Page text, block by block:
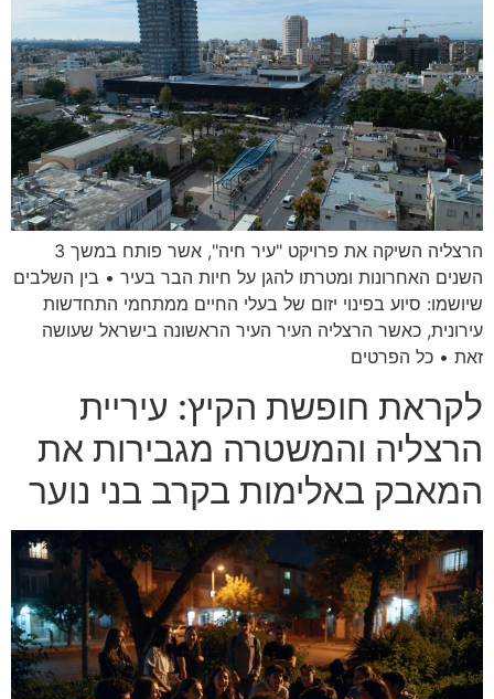
הרצליה השיקה את פרויקט "עיר חיה", אשר פותח במשך 3
השנים האחרונות ומטרתו להגן על חיות הבר בעיר • בין השלבים
שיושמו: סיוע בפינוי יזום של בעלי החיים ממתחמי התחדשות
עירונית, כאשר הרצליה העיר העיר הראשונה בישראל שעושה
זאת • כל הפרטים
לקראת חופשת הקיץ: עיריית
הרצליה והמשטרה מגבירות את
המאבק באלימות בקרב בני נוער